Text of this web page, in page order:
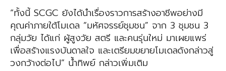
“ทั้งนี้ SCGC ยังได้นำเรื่องราวการสร้างอาชีพอย่างมี
คุณค่าภายใต้โมเดล “มหัศจรรย์ชุมชน” จาก 3 ชุมชน 3
กลุ่มวัย ได้แก่ ผู้สูงวัย สตรี และคนรุ่นใหม่ มาเผยแพร่
เพื่อสร้างแรงบันดาลใจ และเตรียมขยายโมเดลดังกล่าวสู่
วงกว้างต่อไป” น้ำทิพย์ กล่าวเพิ่มเติม